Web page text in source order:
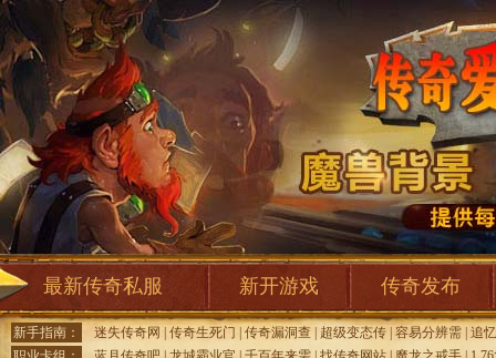
最新传奇私服 新开游戏 传奇发布
新手指南： 迷失传奇网 传奇生死门 传奇漏洞查 超级变态传 容易分辨需 追